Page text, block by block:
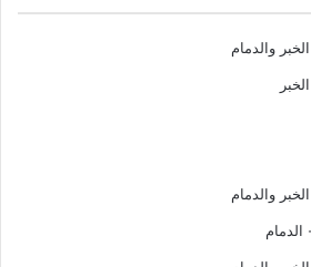
والدمام
والدمام